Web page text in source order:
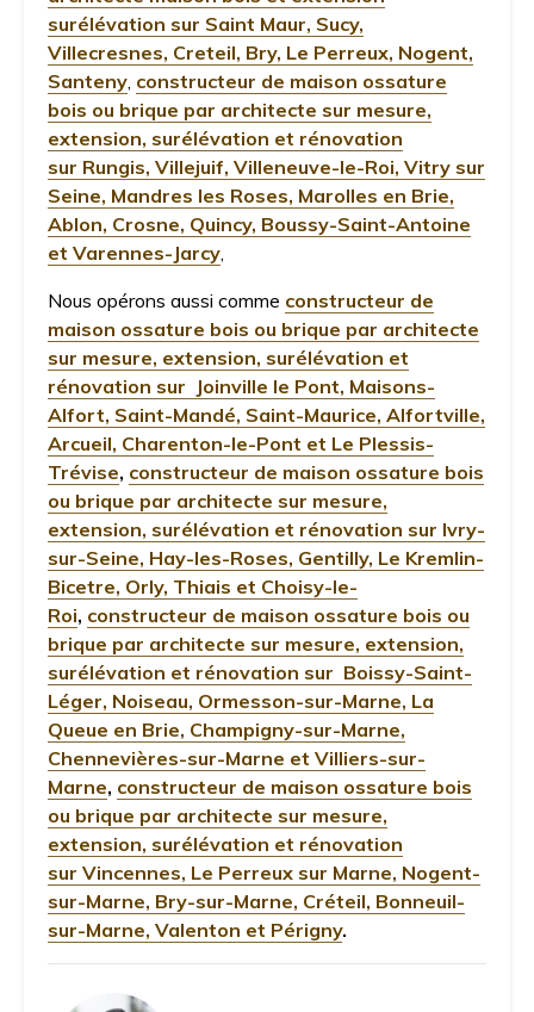
surélévation sur Saint Maur, Sucy,
Villecresnes, Creteil, Bry, Le Perreux, Nogent,
Santeny, constructeur de maison ossature
bois ou brique par architecte sur mesure,
extension, surélévation et rénovation
sur Rungis, Villejuif, Villeneuve-le-Roi, Vitry sur
Seine, Mandres les Roses, Marolles en Brie,
Ablon, Crosne, Quincy, Boussy-Saint-Antoine
et Varennes-Jarcy,
Nous opérons aussi comme constructeur de
maison ossature bois ou brique par architecte
sur mesure, extension, surélévation et
rénovation sur Joinville le Pont, Maisons-
Alfort, Saint-Mandé, Saint-Maurice, Alfortville,
Arcueil, Charenton-le-Pont et Le Plessis-
Trévise, constructeur de maison ossature bois
ou brique par architecte sur mesure,
extension, surélévation et rénovation sur Ivry-
sur-Seine, Hay-les-Roses, Gentilly, Le Kremlin-
Bicetre, Orly, Thiais et Choisy-le-
Roi, constructeur de maison ossature bois ou
brique par architecte sur mesure, extension,
surélévation et rénovation sur Boissy-Saint-
Léger, Noiseau, Ormesson-sur-Marne, La
Queue en Brie, Champigny-sur-Marne,
Chennevières-sur-Marne et Villiers-sur-
Marne, constructeur de maison ossature bois
ou brique par architecte sur mesure,
extension, surélévation et rénovation
sur Vincennes, Le Perreux sur Marne, Nogent-
sur-Marne, Bry-sur-Marne, Créteil, Bonneuil-
sur-Marne, Valenton et Périgny.